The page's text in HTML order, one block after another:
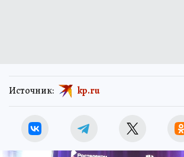
Источник: kp.ru